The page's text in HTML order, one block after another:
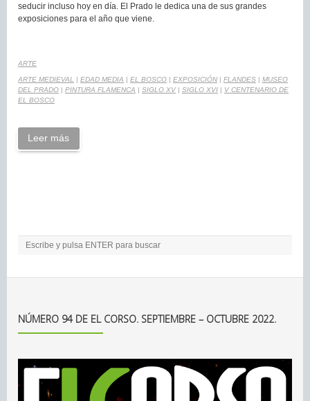
seducir incluso hoy en día. El Prado le dedica una de sus grandes
exposiciones para el año que viene.
ARTE
ARTE MEDIEVAL | EDAD MEDIA | EL BOSCO | EXPOSICIÓN | FLANDES | MUSEO
DEL PRADO | PINTURA FLAMENCA | SIGLO XV | SIGLO XVI | V CENTENARIO DE
EL BOSCO
Leer más
NÚMERO 94 DE EL CORSO. SEPTIEMBRE – OCTUBRE 2022.